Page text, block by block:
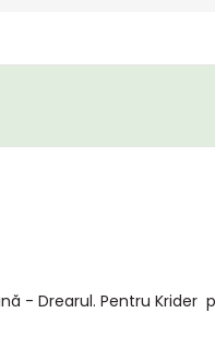
- Drearul. Pentru